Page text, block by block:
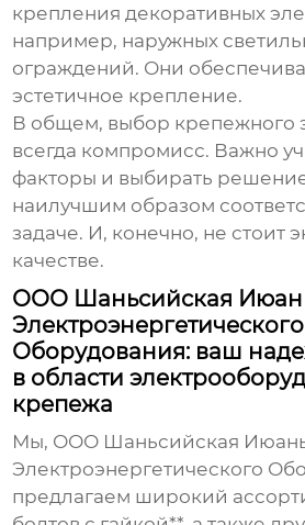
крепления декоративных
например, наружных
ограждений. Они
эстетичное крепление.
В общем, выбор крепежного
всегда компромисс. Важно
факторы и выбирать
наилучшим образом
задаче. И, конечно, не стоит
качестве.
ООО Шаньсийская
Электроэнергетического
Оборудования: ваш
в области
крепежа
Мы, ООО Шаньсийская
Электроэнергетического
предлагаем широкий